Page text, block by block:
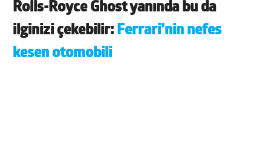
Rolls-Royce Ghost yanında bu da
ilginizi çekebilir: Ferrari’nin nefes
kesen otomobili